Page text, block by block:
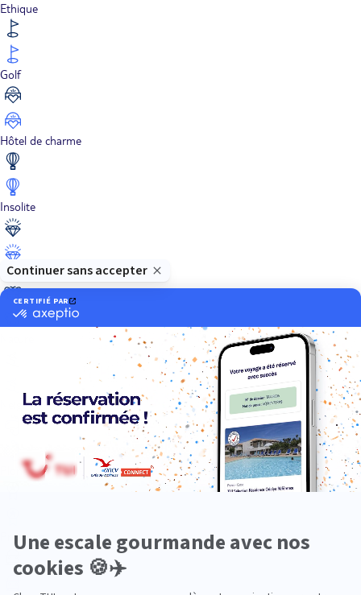
Ethique
Golf
Hôtel de charme
Insolite
Luxe
Neige
Plongée
Premium